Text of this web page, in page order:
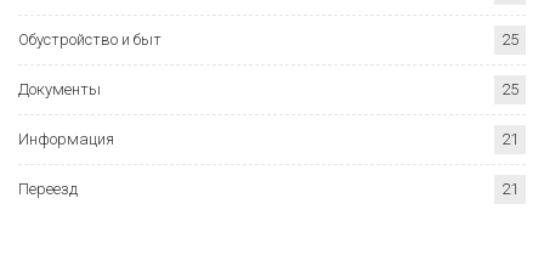
Обустройство и быт 25
Документы 25
Информация 21
Переезд 21